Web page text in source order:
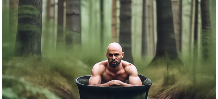
स्थ
फि
ने
स